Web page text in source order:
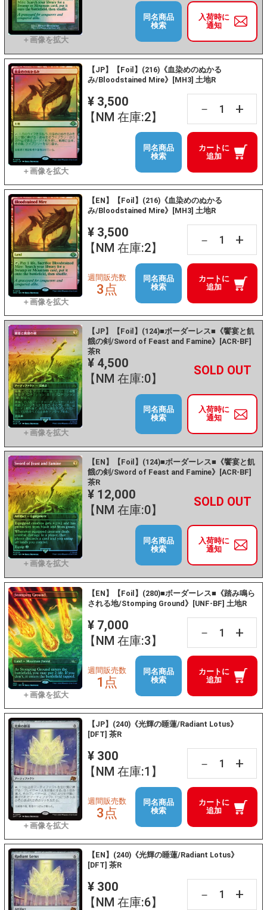
入荷時に
通知
同名商品
検索
【JP】【Foil】(216)《血染めのぬかる
み/Bloodstained Mire》[MH3] 土地R
¥ 3,500
【NM 在庫:2】
－ +
カートに
追加
同名商品
検索
【EN】【Foil】(216)《血染めのぬかる
み/Bloodstained Mire》[MH3] 土地R
¥ 3,500
【NM 在庫:2】
－ +
カートに
追加
週間販売数
3点
同名商品
検索
【JP】【Foil】(124)■ボーダーレス■《饗宴と飢
餓の剣/Sword of Feast and Famine》[ACR-BF]
茶R
¥ 4,500
【NM 在庫:0】
－ +
入荷時に
通知
同名商品
検索
【EN】【Foil】(124)■ボーダーレス■《饗宴と飢
餓の剣/Sword of Feast and Famine》[ACR-BF]
茶R
¥ 12,000
【NM 在庫:0】
－ +
入荷時に
通知
同名商品
検索
【EN】【Foil】(280)■ボーダーレス■《踏み鳴ら
される地/Stomping Ground》[UNF-BF] 土地R
¥ 7,000
【NM 在庫:3】
－ +
カートに
追加
週間販売数
1点
同名商品
検索
【JP】(240)《光輝の睡蓮/Radiant Lotus》
[DFT] 茶R
¥ 300
【NM 在庫:1】
－ +
カートに
追加
週間販売数
3点
同名商品
検索
【EN】(240)《光輝の睡蓮/Radiant Lotus》
[DFT] 茶R
¥ 300
【NM 在庫:6】
－ +